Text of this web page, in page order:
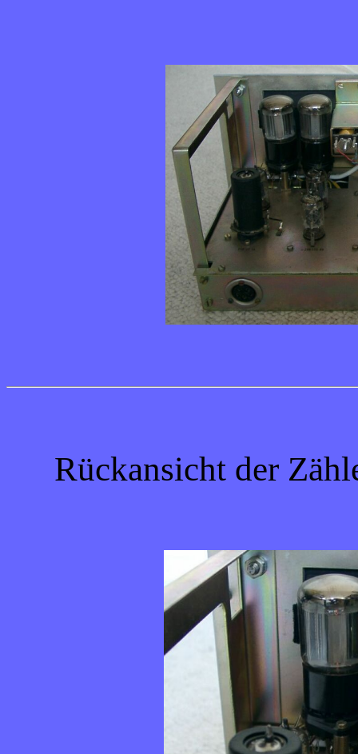
Rückansicht der